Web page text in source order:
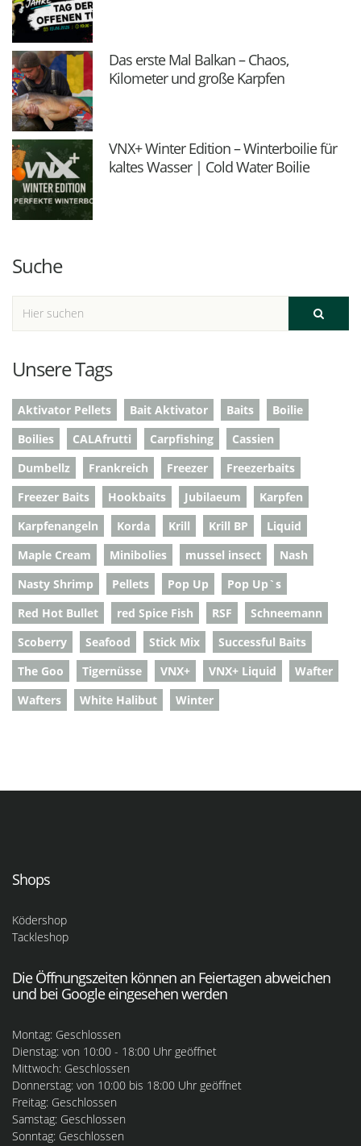
Das erste Mal Balkan – Chaos,
Kilometer und große Karpfen
VNX+ Winter Edition – Winterboilie für
kaltes Wasser | Cold Water Boilie
Suche
Unsere Tags
Aktivator Pellets Bait Aktivator Baits
Boilie
Boilies
CALAfrutti Carpfishing
Cassien
Dumbellz
Frankreich Freezer
Freezerbaits
Freezer Baits
Hookbaits Jubilaeum
Karpfen
Karpfenangeln
Korda Krill Krill BP
Liquid
Maple Cream
Minibolies mussel insect
Nash
Nasty Shrimp
Pellets Pop Up
Pop Up`s
Red Hot Bullet
red Spice Fish RSF
Schneemann
Scoberry
Seafood Stick Mix
Successful Baits
The Goo
Tigernüsse VNX+ VNX+ Liquid
Wafter
Wafters
White Halibut Winter
Shops
Ködershop
Tackleshop
Die Öffnungszeiten können an Feiertagen abweichen
und bei Google eingesehen werden
Montag: Geschlossen
Dienstag: von 10:00 - 18:00 Uhr geöffnet
Mittwoch: Geschlossen
Donnerstag: von 10:00 bis 18:00 Uhr geöffnet
Freitag: Geschlossen
Samstag: Geschlossen
Sonntag: Geschlossen